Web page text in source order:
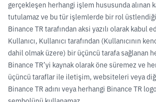
gerçekleşen herhangi işlem hususunda alınan
tutulamaz ve bu tür işlemlerde bir rol
Binance TR tarafından aksi yazılı olarak kabul
Kullanıcı, Kullanıcı tarafından (Kullanıcının
dahil olmak üzere) bir üçüncü tarafa sağlanan
Binance TR’yi kaynak olarak öne süremez ve
üçüncü taraflar ile iletişim, websiteleri veya
Binance TR adını veya herhangi Binance TR